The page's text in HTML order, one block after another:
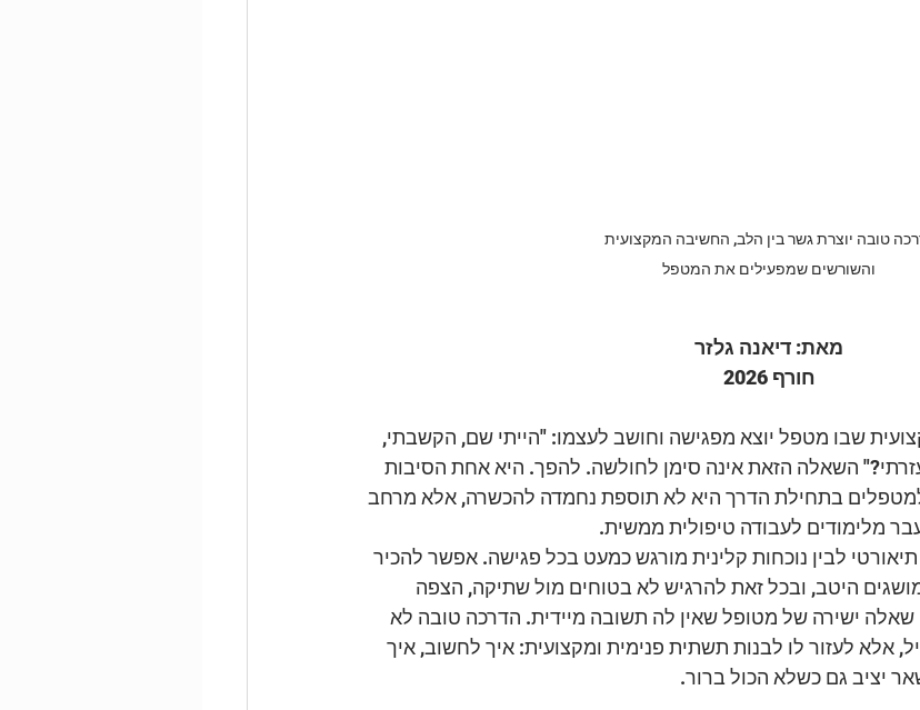
טובה יוצרת גשר בין הלב, החשיבה המקצועית
והשורשים שמפעילים את המטפל
מאת: דיאנה גלזר
חורף 2026
שבו מטפל יוצא מפגישה וחושב לעצמו: "הייתי שם, הקשבתי,
השאלה הזאת אינה סימן לחולשה. להפך. היא אחת הסיבות
למטפלים בתחילת הדרך היא לא תוספת נחמדה להכשרה, אלא מרחב
מלימודים לעבודה טיפולית ממשית.
לבין נוכחות קלינית מורגש כמעט בכל פגישה. אפשר להכיר
היטב, ובכל זאת להרגיש לא בטוחים מול שתיקה, הצפה
שאלה ישירה של מטופל שאין לה תשובה מיידית. הדרכה טובה לא
אלא לעזור לו לבנות תשתית פנימית ומקצועית: איך לחשוב, איך
יציב גם כשלא הכול ברור.